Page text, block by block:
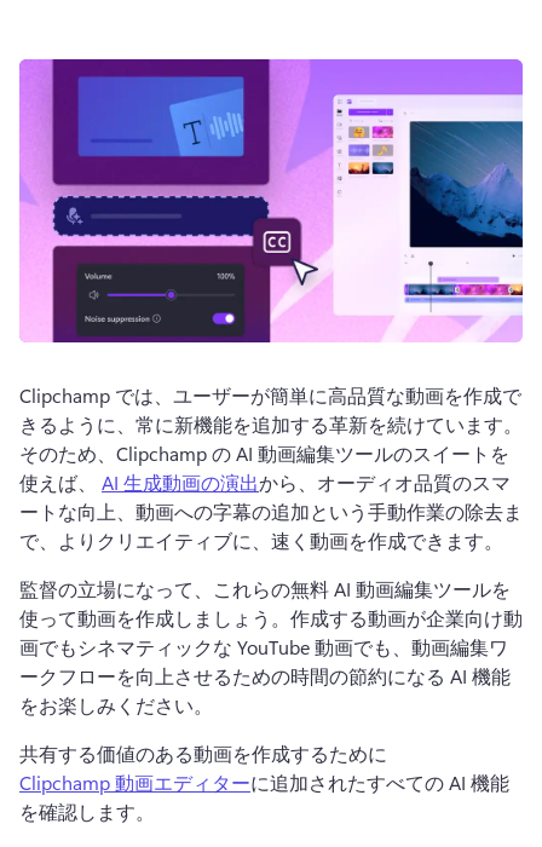
無料で試す
Clipchamp では、ユーザーが簡単に高品質な動画を作成で
きるように、常に新機能を追加する革新を続けています。
そのため、Clipchamp の AI 動画編集ツールのスイートを
使えば、 AI 生成動画の演出から、オーディオ品質のスマ
ートな向上、動画への字幕の追加という手動作業の除去ま
で、よりクリエイティブに、速く動画を作成できます。
監督の立場になって、これらの無料 AI 動画編集ツールを
使って動画を作成しましょう。 作成する動画が企業向け動
画でもシネマティックな YouTube 動画でも、動画編集ワ
ークフローを向上させるための時間の節約になる AI 機能
をお楽しみください。
共有する価値のある動画を作成するために
Clipchamp 動画エディターに追加されたすべての AI 機能
を確認します。